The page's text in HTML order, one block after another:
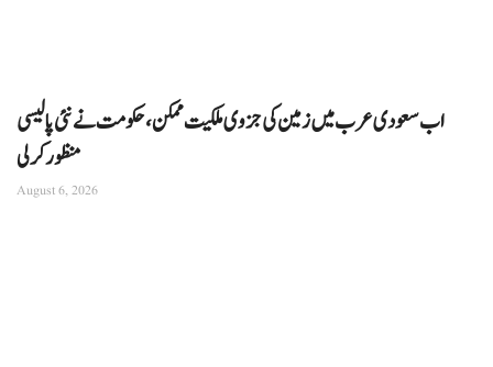
اب سعودی عرب میں زمین کی جزوی ملکیت ممکن، حکومت نے نئی پالیسی
منظور کرلی
August 6, 2026